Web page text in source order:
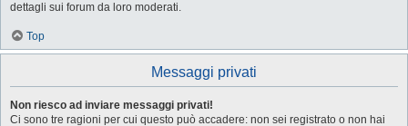
dettagli sui forum da loro moderati.
Top
Messaggi privati
Non riesco ad inviare messaggi privati!
Ci sono tre ragioni per cui questo può accadere: non sei registrato o non hai